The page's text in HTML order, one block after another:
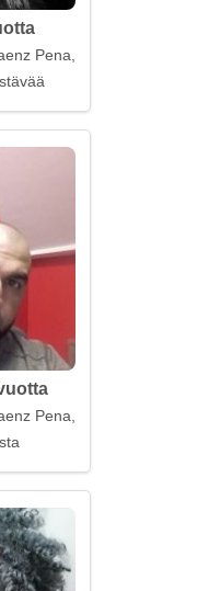
Pena, Argentiina
Pena, Argentiina